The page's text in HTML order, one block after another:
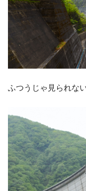
ふつうじゃ見られな